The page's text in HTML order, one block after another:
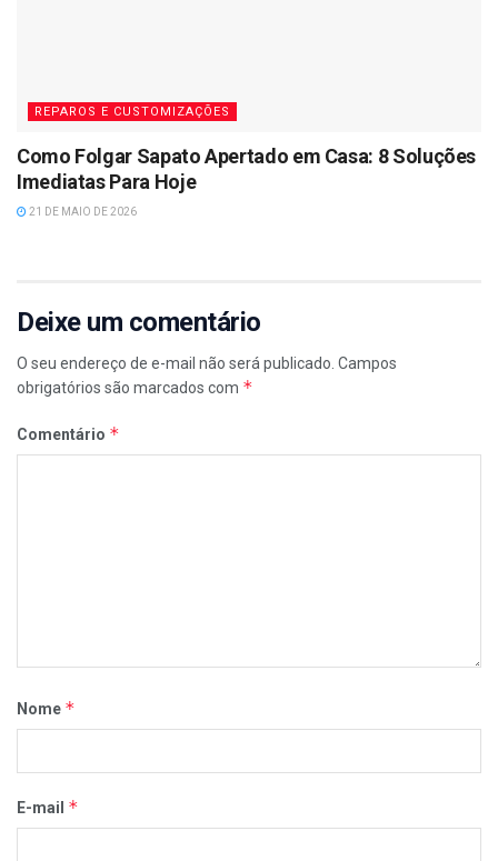
REPAROS E CUSTOMIZAÇÕES
Como Folgar Sapato Apertado em Casa: 8 Soluções
Imediatas Para Hoje
21 DE MAIO DE 2026
Deixe um comentário
O seu endereço de e-mail não será publicado. Campos
obrigatórios são marcados com *
Comentário *
Nome *
E-mail *